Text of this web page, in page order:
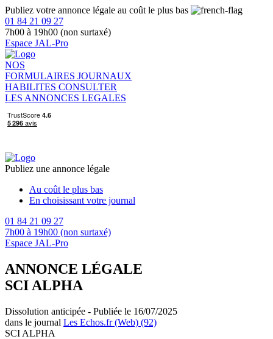
Publiez votre annonce légale au coût le plus bas
01 84 21 09 27
7h00 à 19h00 (non surtaxé)
Espace JAL-Pro
NOS
FORMULAIRES JOURNAUX
HABILITES CONSULTER
LES ANNONCES LEGALES
Publiez une annonce légale
Au coût le plus bas
En choisissant votre journal
01 84 21 09 27
7h00 à 19h00 (non surtaxé)
Espace JAL-Pro
ANNONCE LÉGALE
SCI ALPHA
Dissolution anticipée - Publiée le 16/07/2025
dans le journal Les Echos.fr (Web) (92)
SCI ALPHA